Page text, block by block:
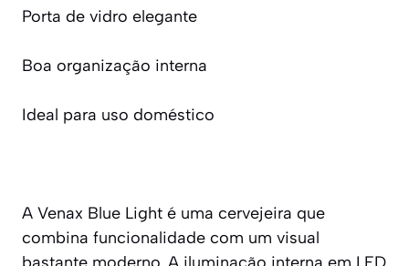
Porta de vidro elegante
Boa organização interna
Ideal para uso doméstico
A Venax Blue Light é uma cervejeira que
combina funcionalidade com um visual